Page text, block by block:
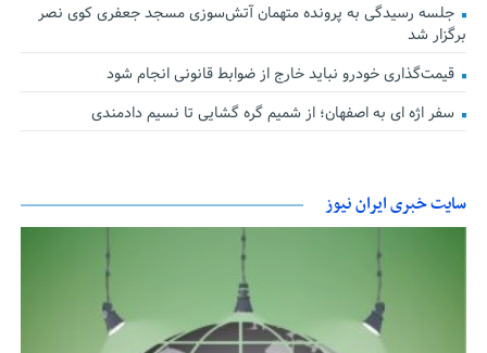
جلسه رسیدگی به پرونده متهمان آتش‌سوزی مسجد جعفری کوی نصر
برگزار شد
قیمت‌گذاری خودرو نباید خارج از ضوابط قانونی انجام شود
سفر اژه ای به اصفهان؛ از شمیم گره گشایی تا نسیم دادمندی
سایت خبری ایران نیوز